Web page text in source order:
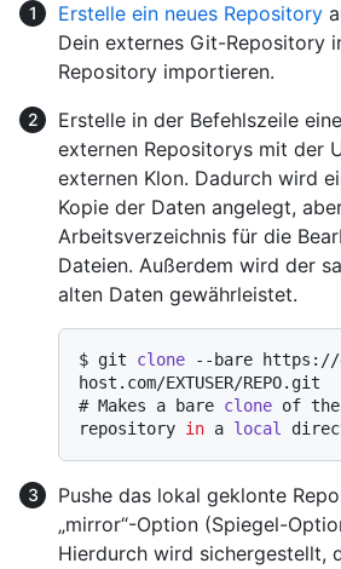
Erstelle ein neues Repository
Dein externes Git-Repository
Repository importieren.
Erstelle in der Befehlszeile
externen Repositorys mit der
externen Klon. Dadurch wird
Kopie der Daten angelegt,
Arbeitsverzeichnis für die
Dateien. Außerdem wird der
alten Daten gewährleistet.
$ git clone --bare https://
host.com/EXTUSER/REPO.git
# Makes a bare clone of
repository in a local
Pushe das lokal geklonte
„mirror“-Option (Spiegel-
Hierdurch wird sichergestellt,